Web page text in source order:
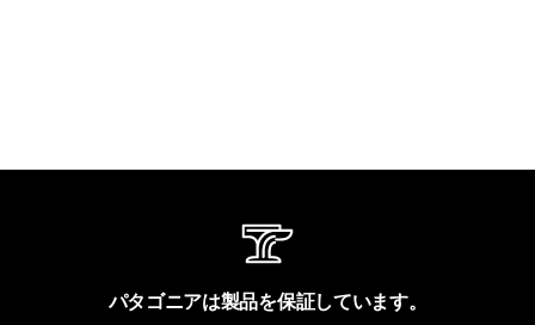
パタゴニアは製品を保証しています。